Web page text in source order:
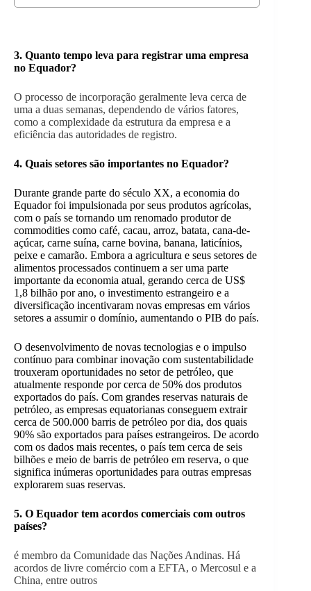
3. Quanto tempo leva para registrar uma empresa
no Equador?
O processo de incorporação geralmente leva cerca de
uma a duas semanas, dependendo de vários fatores,
como a complexidade da estrutura da empresa e a
eficiência das autoridades de registro.
4. Quais setores são importantes no Equador?
Durante grande parte do século XX, a economia do
Equador foi impulsionada por seus produtos agrícolas,
com o país se tornando um renomado produtor de
commodities como café, cacau, arroz, batata, cana-de-
açúcar, carne suína, carne bovina, banana, laticínios,
peixe e camarão. Embora a agricultura e seus setores de
alimentos processados continuem a ser uma parte
importante da economia atual, gerando cerca de US$
1,8 bilhão por ano, o investimento estrangeiro e a
diversificação incentivaram novas empresas em vários
setores a assumir o domínio, aumentando o PIB do país.
O desenvolvimento de novas tecnologias e o impulso
contínuo para combinar inovação com sustentabilidade
trouxeram oportunidades no setor de petróleo, que
atualmente responde por cerca de 50% dos produtos
exportados do país. Com grandes reservas naturais de
petróleo, as empresas equatorianas conseguem extrair
cerca de 500.000 barris de petróleo por dia, dos quais
90% são exportados para países estrangeiros. De acordo
com os dados mais recentes, o país tem cerca de seis
bilhões e meio de barris de petróleo em reserva, o que
significa inúmeras oportunidades para outras empresas
explorarem suas reservas.
5. O Equador tem acordos comerciais com outros
países?
é membro da Comunidade das Nações Andinas. Há
acordos de livre comércio com a EFTA, o Mercosul e a
China, entre outros